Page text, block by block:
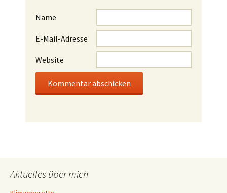
Name
E-Mail-Adresse
Website
Aktuelles über mich